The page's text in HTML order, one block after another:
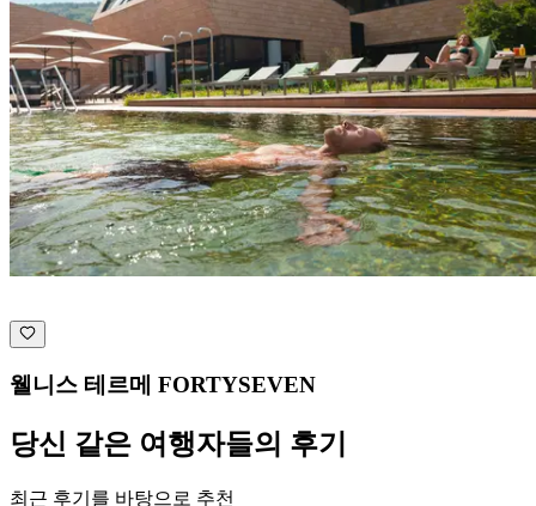
웰니스 테르메 FORTYSEVEN
당신 같은 여행자들의 후기
최근 후기를 바탕으로 추천